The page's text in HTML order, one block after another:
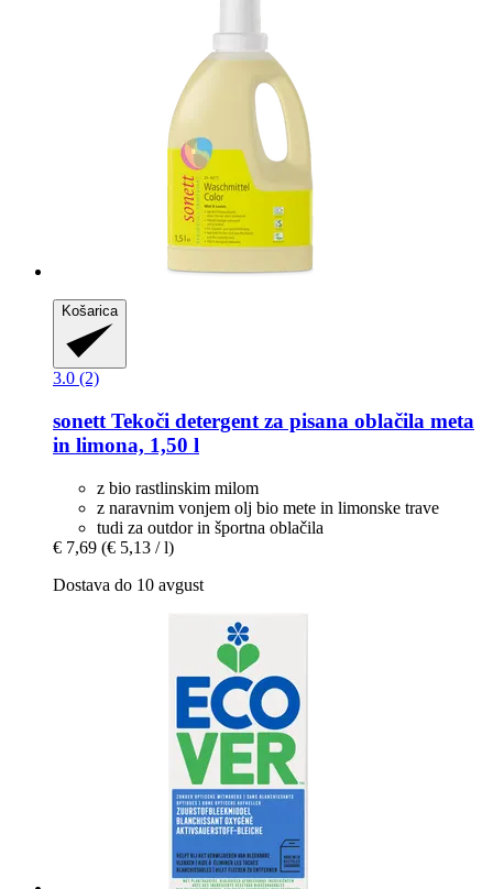
Košarica
3.0 (2)
sonett Tekoči detergent za pisana oblačila meta
in limona, 1,50 l
z bio rastlinskim milom
z naravnim vonjem olj bio mete in limonske trave
tudi za outdor in športna oblačila
€ 7,69 (€ 5,13 / l)
Dostava do 10 avgust